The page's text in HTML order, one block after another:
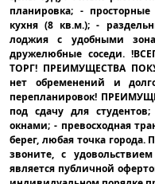
планировка; -
кухня (8 кв.м.); -
лоджия с удобными
дружелюбные соседи.
ТОРГ! ПРЕИМУЩЕСТВА
нет обременений и
перепланировок!
под сдачу для
окнами; - превосходная
берег, любая точка города.
звоните, с
является публичной